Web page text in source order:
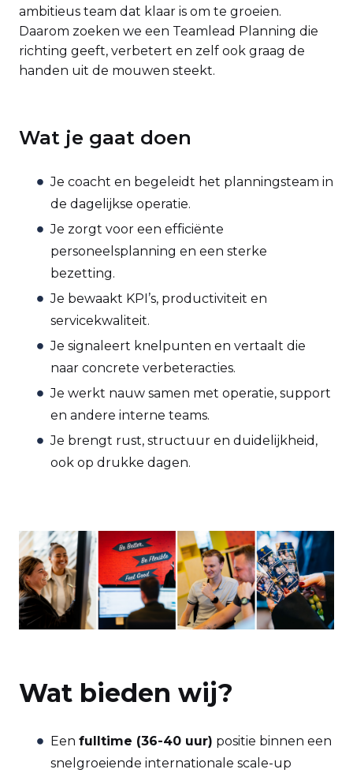
ambitieus team dat klaar is om te groeien.
Daarom zoeken we een Teamlead Planning die
richting geeft, verbetert en zelf ook graag de
handen uit de mouwen steekt.
Wat je gaat doen
Je coacht en begeleidt het planningsteam in
de dagelijkse operatie.
Je zorgt voor een efficiënte
personeelsplanning en een sterke
bezetting.
Je bewaakt KPI’s, productiviteit en
servicekwaliteit.
Je signaleert knelpunten en vertaalt die
naar concrete verbeteracties.
Je werkt nauw samen met operatie, support
en andere interne teams.
Je brengt rust, structuur en duidelijkheid,
ook op drukke dagen.
Wat bieden wij?
Een fulltime (36-40 uur) positie binnen een
snelgroeiende internationale scale-up